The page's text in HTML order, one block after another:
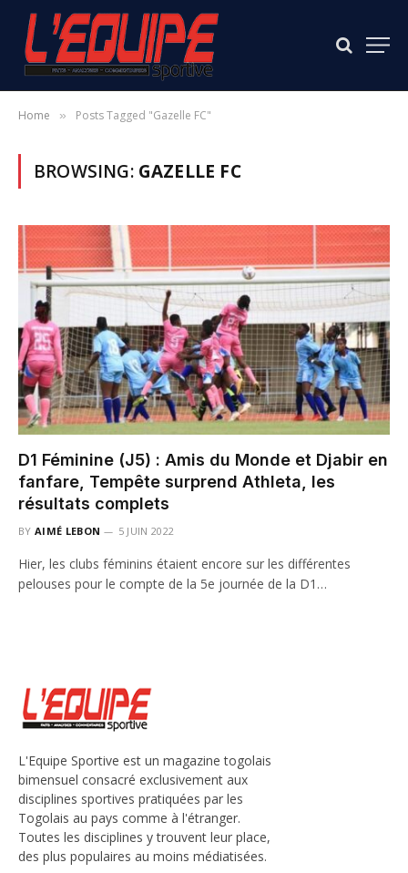
Home » Posts Tagged "Gazelle FC"
BROWSING: GAZELLE FC
D1 Féminine (J5) : Amis du Monde et Djabir en
fanfare, Tempête surprend Athleta, les
résultats complets
BY AIMÉ LEBON 5 JUIN 2022
Hier, les clubs féminins étaient encore sur les différentes
pelouses pour le compte de la 5e journée de la D1…
L'Equipe Sportive est un magazine togolais
bimensuel consacré exclusivement aux
disciplines sportives pratiquées par les
Togolais au pays comme à l'étranger.
Toutes les disciplines y trouvent leur place,
des plus populaires au moins médiatisées.